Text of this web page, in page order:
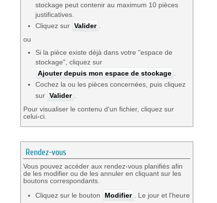
stockage peut contenir au maximum 10 pièces
justificatives.
Cliquez sur Valider
ou
Si la pièce existe déjà dans votre "espace de
stockage", cliquez sur
Ajouter depuis mon espace de stockage
Cochez la ou les pièces concernées, puis cliquez
sur Valider
Pour visualiser le contenu d'un fichier, cliquez sur
celui-ci.
Rendez-vous
Vous pouvez accéder aux rendez-vous planifiés afin
de les modifier ou de les annuler en cliquant sur les
boutons correspondants.
Cliquez sur le bouton
Modifier
. Le jour et l'heure